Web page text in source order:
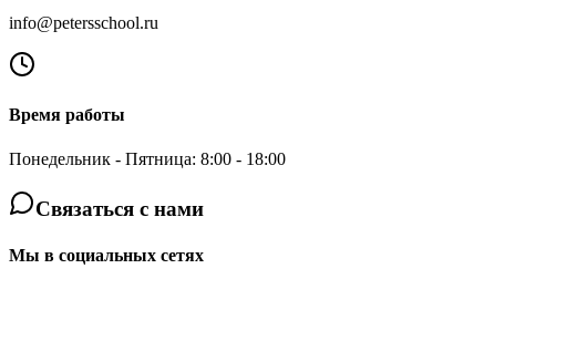
info@petersschool.ru
Время работы
Понедельник - Пятница: 8:00 - 18:00
Связаться с нами
Мы в социальных сетях